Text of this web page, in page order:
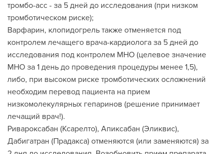
тромбо-асс - за 5 дней до исследования (при низком
тромботическом риске);
Варфарин, клопидогрель также отменяется под
контролем лечащего врача-кардиолога за 5 дней до
исследования под контролем МНО (целевое значение
МНО за 1 день до проведения процедуры менее 1,5),
либо, при высоком риске тромботических осложнений
необходим перевод пациента на прием
низкомолекулярных гепаринов (решение принимает
лечащий врач!).
Ривароксабан (Ксарелто), Апиксабан (Эликвис),
Дабигатран (Прадакса) отменяются (или заменяются) за